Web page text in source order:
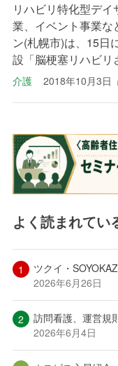
リハビリ特化型デ
業、イベント事業な
ン(札幌市)は、15日
設「脳梗塞リハビリ
介護 2018年10月3日
よく読まれてい
ツクイ・
2026年6月26日
訪問看護、運営規
2026年6月4日